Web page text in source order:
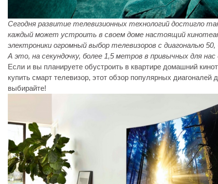
Сегодня развитие телевизионных технологий достигло
каждый может устроить в своем доме настоящий
электроники огромный выбор телевизоров с диагональю
А это, на секундочку, более 1,5 метров в привычных для нас
Если и вы планируете обустроить в квартире домашний
купить смарт телевизор, этот обзор популярных диагоналей
выбирайте!